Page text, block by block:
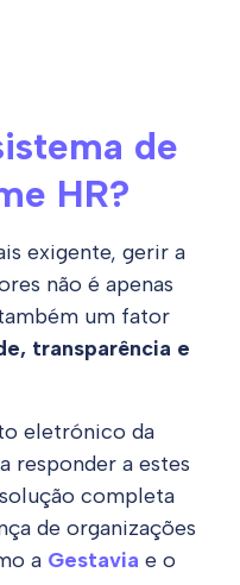
de
HR?
exigente, gerir a
não é apenas
um fator
transparência e
eletrónico da
responder a estes
completa
de organizações
a Gestavia e o